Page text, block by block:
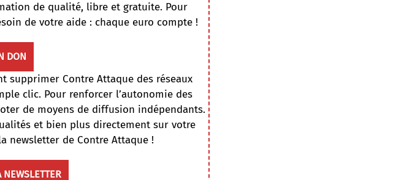
de qualité, libre et gratuite. Pour
de votre aide : chaque euro compte !
DON
supprimer Contre Attaque des réseaux
clic. Pour renforcer l’autonomie des
de moyens de diffusion indépendants.
et bien plus directement sur votre
newsletter de Contre Attaque !
NEWSLETTER